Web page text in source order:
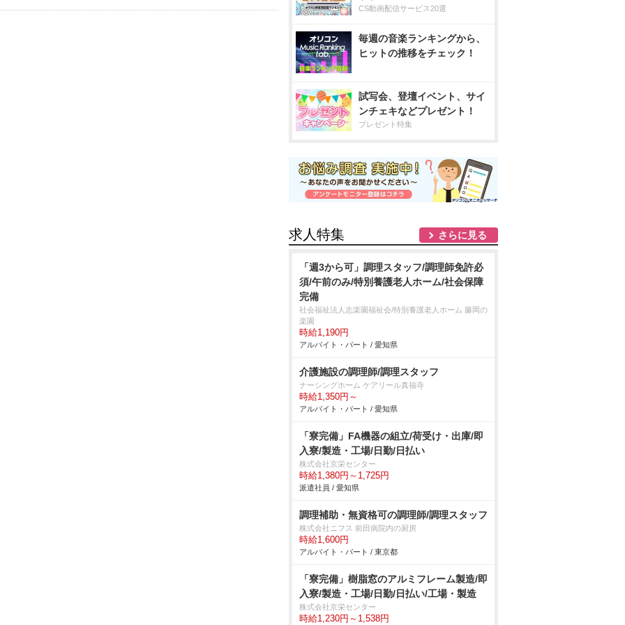
CS動画配信サービス20選
毎週の音楽ランキングから、
ヒットの推移をチェック！
試写会、登壇イベント、サイ
ンチェキなどプレゼント！
プレゼント特集
求人特集 さらに見る
「週3から可」調理スタッフ/調理師免許必
須/午前のみ/特別養護老人ホーム/社会保障
完備
社会福祉法人志楽園福祉会/特別養護老人ホーム 藤岡の
楽園
時給1,190円
アルバイト・パート / 愛知県
介護施設の調理師/調理スタッフ
ナーシングホーム ケアリール真福寺
時給1,350円～
アルバイト・パート / 愛知県
「寮完備」FA機器の組立/荷受け・出庫/即
入寮/製造・工場/日勤/日払い
株式会社京栄センター
時給1,380円～1,725円
派遣社員 / 愛知県
調理補助・無資格可の調理師/調理スタッフ
株式会社ニフス 前田病院内の厨房
時給1,600円
アルバイト・パート / 東京都
「寮完備」樹脂窓のアルミフレーム製造/即
入寮/製造・工場/日勤/日払い/工場・製造
株式会社京栄センター
時給1,230円～1,538円